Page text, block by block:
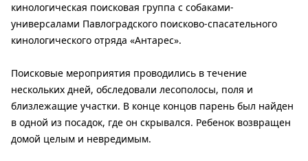
кинологическая поисковая группа с собаками-
универсалами Павлоградского поисково-спасательного
кинологического отряда «Антарес».
Поисковые мероприятия проводились в течение
нескольких дней, обследовали лесополосы, поля и
близлежащие участки. В конце концов парень был найден
в одной из посадок, где он скрывался. Ребенок возвращен
домой целым и невредимым.